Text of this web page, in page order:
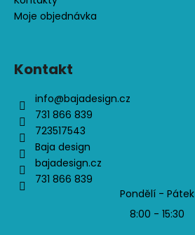
Moje objednávka
Kontakt
info@bajadesign.cz
731 866 839
723517543
Baja design
bajadesign.cz
731 866 839
Pondělí - Pátek
8:00 - 15:30